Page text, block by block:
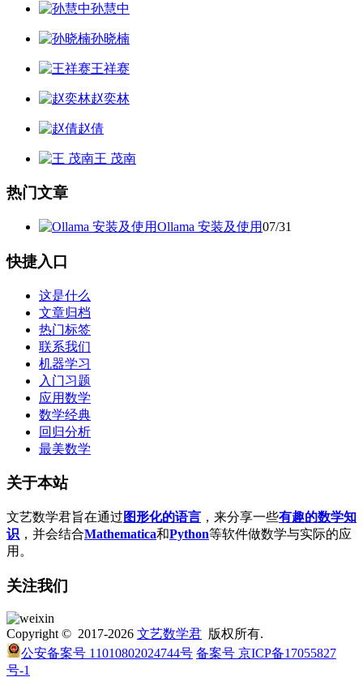
孙慧中
孙晓楠
王祥赛
赵奕林
赵倩
王 茂南
热门文章
Ollama 安装及使用07/31
快捷入口
这是什么
文章归档
热门标签
联系我们
机器学习
入门习题
应用数学
数学经典
回归分析
最美数学
关于本站
文艺数学君旨在通过 图形化的语言 ，来分享一些有趣的数学知
识 ，并会结合Mathematica和Python等软件做数学与实际的应
用。
关注我们
Copyright © 2017-2026 文艺数学君 版权所有.
公安备案号 11010802024744号 备案号 京ICP备17055827
号-1